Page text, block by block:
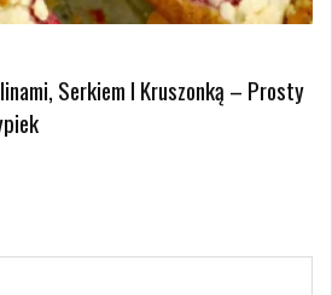
Serkiem I Kruszonką – Prosty